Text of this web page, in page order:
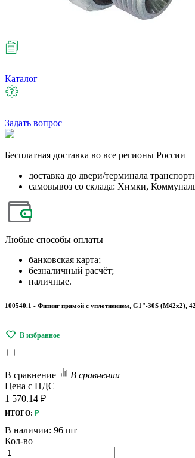
Каталог
Задать вопрос
Бесплатная доставка во все регионы России
доставка до двери/терминала
самовывоз со склада: Химки,
Любые способы оплаты
банковская карта;
безналичный расчёт;
наличные.
100540.1 - Фитинг прямой с уплотнением, G1"-30S (М42х2),
В сравнение
В сравнении
Цена с НДС
1 570.14 ₽
ИТОГО: ₽
В наличии: 96 шт
Кол-во